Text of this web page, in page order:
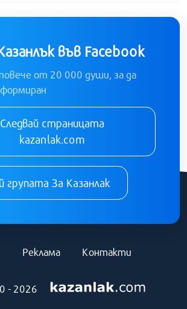
във Facebook
от 20 000 души, за да
Следвай страницата
kazanlak.com
групата За Казанлак
- 2026
Реклама Контакти